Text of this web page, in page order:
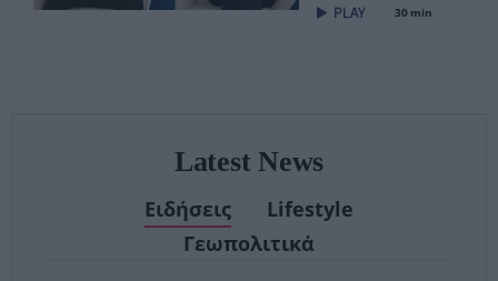
– Τέλος στις
30 min
Latest News
Ειδήσεις
Lifestyle
Γεωπολιτικά